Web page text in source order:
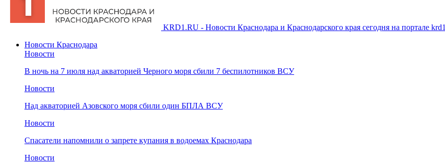
KRD1.RU - Новости Краснодара и Краснодарского края сегодня на портале krd1
Новости Краснодара
Новости
В ночь на 7 июля над акваторией Черного моря сбили 7 беспилотников ВСУ
Новости
Над акваторией Азовского моря сбили один БПЛА ВСУ
Новости
Спасатели напомнили о запрете купания в водоемах Краснодара
Новости